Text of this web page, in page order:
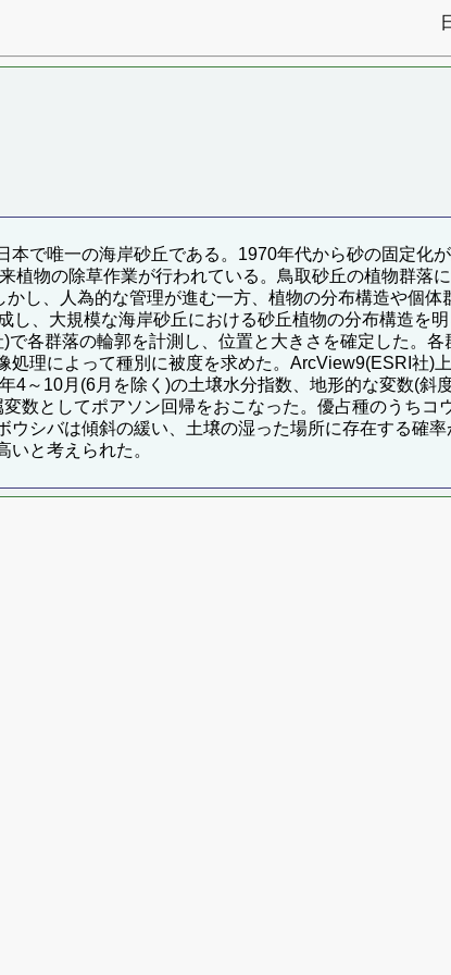
で唯一の海岸砂丘である。1970年代から砂の固定化
植物の除草作業が行われている。鳥取砂丘の植物群落
し、人為的な管理が進む一方、植物の分布構造や個
し、大規模な海岸砂丘における砂丘植物の分布構造を
各群落の輪郭を計測し、位置と大きさを確定した。
理によって種別に被度を求めた。ArcView9(ESRI社)
4～10月(6月を除く)の土壌水分指数、地形的な変数(斜
数としてポアソン回帰をおこなった。優占種のうちコ
ウシバは傾斜の緩い、土壌の湿った場所に存在する確
と考えられた。